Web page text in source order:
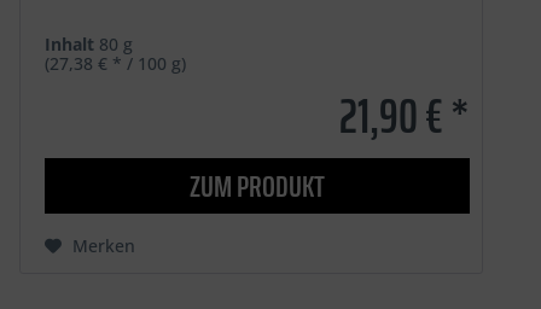
Inhalt 80 g
(27,38 € * / 100 g)
21,90 € *
ZUM PRODUKT
Merken